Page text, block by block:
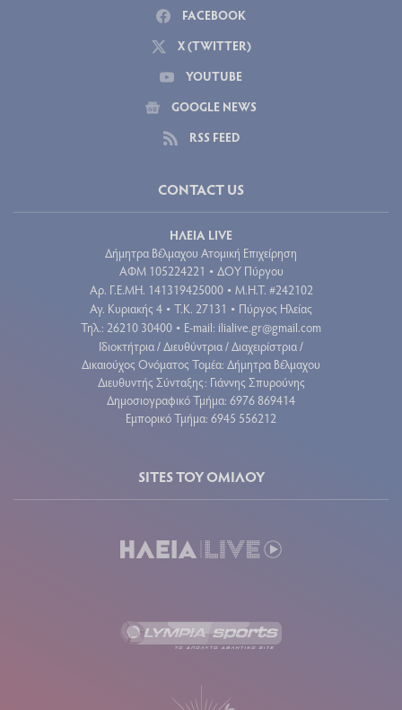
FACEBOOK
X (TWITTER)
YOUTUBE
GOOGLE NEWS
RSS FEED
CONTACT US
ΗΛΕΙΑ LIVE
Δήμητρα Βέλμαχου Ατομική Επιχείρηση
ΑΦΜ 105224221 • ΔΟΥ Πύργου
Aρ. Γ.Ε.ΜΗ. 141319425000 • Μ.Η.Τ. #242102
Αγ. Κυριακής 4 • Τ.Κ. 27131 • Πύργος Ηλείας
Τηλ.: 26210 30400 • E-mail: ilialive.gr@gmail.com
Ιδιοκτήτρια / Διευθύντρια / Διαχειρίστρια /
Δικαιούχος Ονόματος Τομέα: Δήμητρα Βέλμαχου
Διευθυντής Σύνταξης: Γιάννης Σπυρούνης
Δημοσιογραφικό Τμήμα: 6976 869414
Εμπορικό Τμήμα: 6945 556212
SITES ΤΟΥ ΟΜΙΛΟΥ